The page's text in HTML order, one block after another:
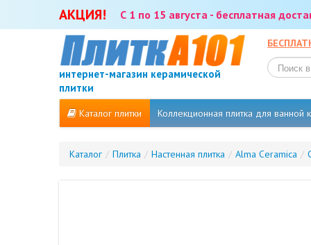
АКЦИЯ! С 1 по 15 августа - бесплатная
интернет-магазин керамической
плитки
Каталог плитки Коллекционная плитка для ванной
Каталог / Плитка / Настенная плитка / Alma Ceramica /